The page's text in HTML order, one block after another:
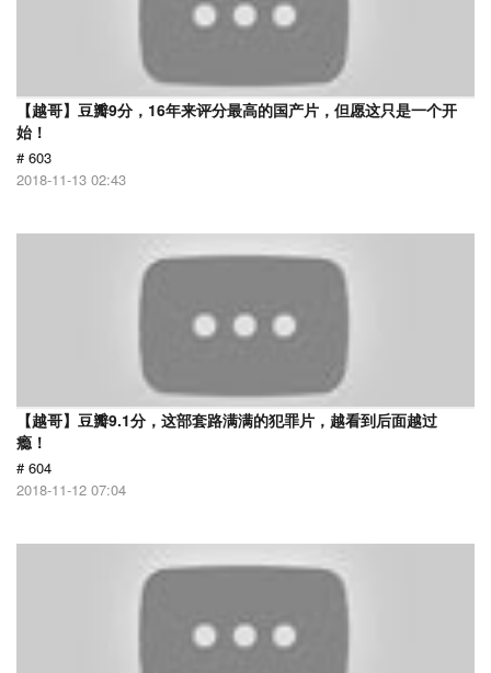
【越哥】豆瓣9分，16年来评分最高的国产片，但愿这只是一个开
始！
# 603
2018-11-13 02:43
【越哥】豆瓣9.1分，这部套路满满的犯罪片，越看到后面越过
瘾！
# 604
2018-11-12 07:04